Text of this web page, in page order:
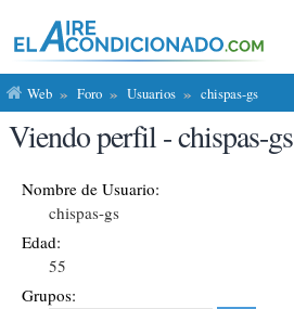
Web Foro Usuarios chispas-gs
Viendo perfil - chispas-gs
Nombre de Usuario:
chispas-gs
Edad:
55
Grupos: